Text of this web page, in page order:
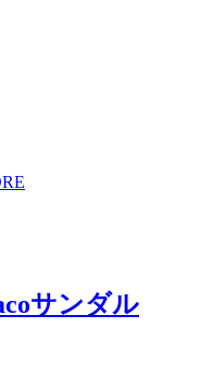
サンダル